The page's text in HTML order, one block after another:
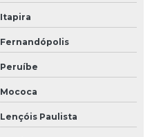
Itapira
Fernandópolis
Peruíbe
Mococa
Lençóis Paulista